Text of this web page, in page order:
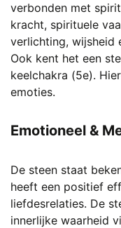
verbonden met
kracht, spirituele
verlichting, wijsheid
Ook kent het een
keelchakra (5e).
emoties.
Emotioneel &
De steen staat
heeft een positief
liefdesrelaties. De
innerlijke waarheid